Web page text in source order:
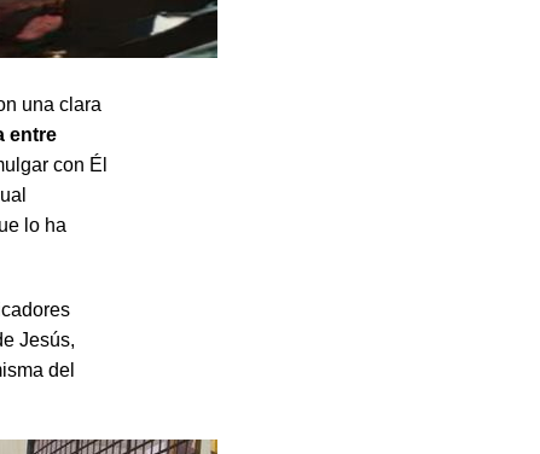
una clara
entre
con Él
lo ha
Jesús,
del